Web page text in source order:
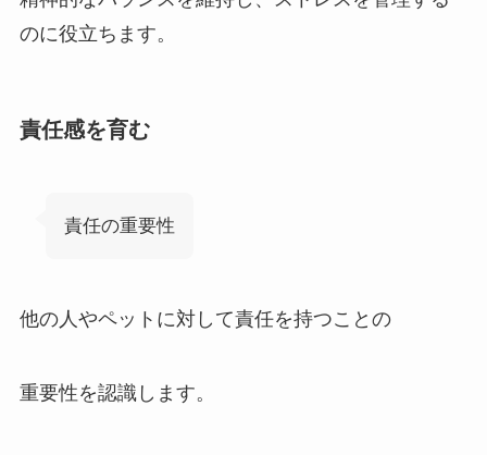
のに役立ちます。
責任感を育む
責任の重要性
他の人やペットに対して責任を持つことの
重要性を認識します。